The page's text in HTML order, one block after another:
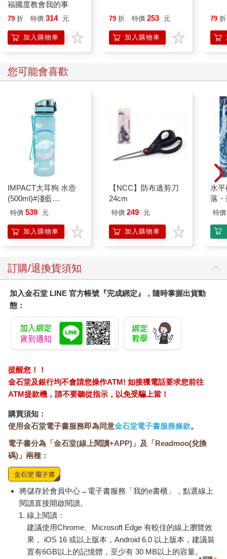
福國度教會我的事
79 折 特價 314 元
加入購物車
79 折 特價 253 元
加入購物車
79 折
您可能會喜歡
IMPACT大耳狗 水壺
(500ml)#淺藍
IMCMB01LB
特價 539 元
加入購物車
【NCC】防布逃剪刀
24cm
特價 249 元
加入購物車
水
落
特價
訂購/退換貨須知
加入金石堂 LINE 官方帳號『完成綁定』，隨時掌握出貨動
態：
提醒您！！
金石堂及銀行均不會請您操作ATM! 如接獲電話要求您前往
ATM提款機，請不要聽從指示，以免受騙上當！
購買須知：
使用金石堂電子書服務即為同意金石堂電子書服務條款。
電子書分為「金石堂(線上閱讀+APP)」及「Readmoo(兌換
碼)」兩種：
將儲存於會員中心→電子書服務「我的e書櫃」，點選線上
閱讀直接開啟閱讀。
線上閱讀：
建議使用Chrome、Microsoft Edge 有較佳的線上瀏覽效
果， iOS 16 或以上版本，Android 6.0 以上版本，建議裝
置有6GB以上的記憶體，至少有 30 MB以上的容量。